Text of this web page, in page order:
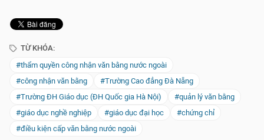
TỪ KHÓA:
#thẩm quyền công nhận văn bằng nước ngoài
#công nhận văn bằng
#Trường Cao đẳng Đà Nẵng
#Trường ĐH Giáo dục (ĐH Quốc gia Hà Nội)
#quản lý văn bằng
#giáo dục nghề nghiệp
#giáo dục đại học
#chứng chỉ
#điều kiện cấp văn bằng nước ngoài